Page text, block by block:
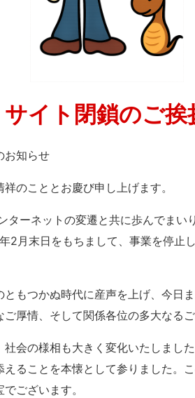
サイト閉鎖のご挨
お知らせ
のこととお慶び申し上げます。
ーネットの変遷と共に歩んでまい
2月末日をもちまして、事業を停止
もつかぬ時代に産声を上げ、今日
厚情、そして関係各位の多大なる
会の様相も大きく変化いたしまし
ることを本懐として参りました。
ございます。